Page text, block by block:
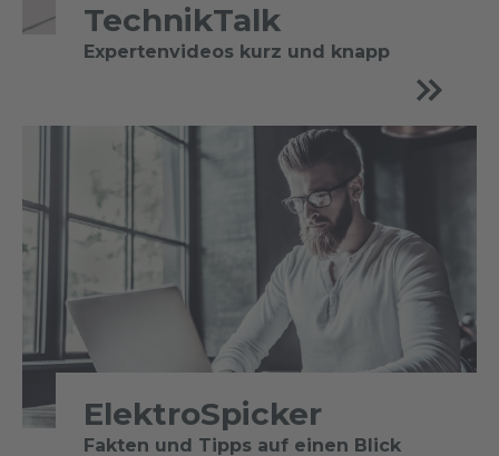
TechnikTalk
Expertenvideos kurz und knapp
ElektroSpicker
Fakten und Tipps auf einen Blick